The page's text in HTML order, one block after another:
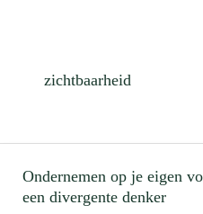
zichtbaarheid
Ondernemen op je eigen
een divergente denker
Ondernemen
op